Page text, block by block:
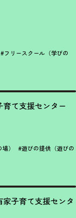
#フリースクール（学びの
て支援センター
）
#遊びの提供（遊びの
子育て支援センタ